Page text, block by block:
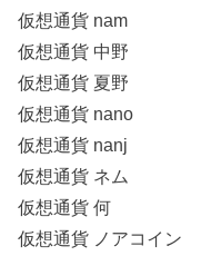
仮想通貨 nam
仮想通貨 中野
仮想通貨 夏野
仮想通貨 nano
仮想通貨 nanj
仮想通貨 ネム
仮想通貨 何
仮想通貨 ノアコイン